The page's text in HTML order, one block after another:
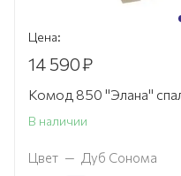
Цена:
14 590₽
Комод 850 "Элана"
В наличии
Цвет — Дуб Сонома